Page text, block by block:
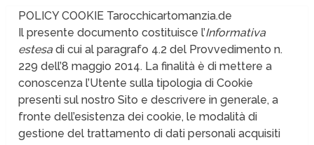
POLICY COOKIE Tarocchicartomanzia.de
Il presente documento costituisce l’Informativa
estesadi cui al paragrafo 4.2 del Provvedimento n.
229 dell’8 maggio 2014. La finalità è di mettere a
conoscenza l’Utente sulla tipologia di Cookie
presenti sul nostro Sito e descrivere in generale, a
fronte dell’esistenza dei cookie, le modalità di
gestione del trattamento di dati personali acquisiti